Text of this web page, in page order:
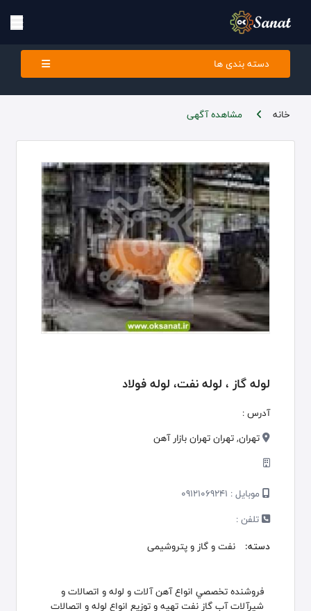
دسته بندی ها
خانه مشاهده آگهی
لوله گاز ، لوله نفت، لوله فولاد
آدرس :
تهران, تهران تهران بازار آهن
موبایل : 09121069241
تلفن :
دسته:
نفت و گاز و پتروشیمی
فروشنده تخصصي انواع آهن آلات و لوله و اتصالات و
شيرآلات آب گاز نفت تهیه و توزیع انواع لوله و اتصالات